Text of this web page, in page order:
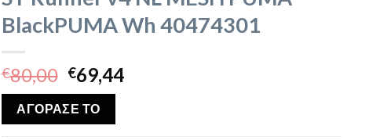
BlackPUMA Wh 40474301
€80,00 Original
price
was:
€80,00.
€69,44Η
ΑΓΟΡΑΣΕ ΤΟ